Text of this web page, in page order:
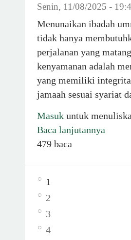
Senin, 11/08/2025 -
Menunaikan ibadah
tidak hanya
perjalanan yang
kenyamanan adalah
yang memiliki
jamaah sesuai syariat
Masuk untuk
Baca lanjutannya
479 baca
1
2
3
4